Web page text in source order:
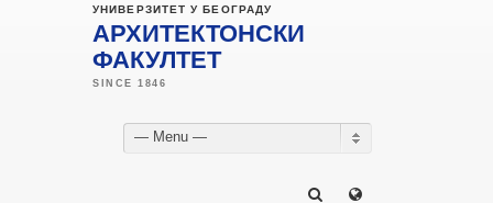
УНИВЕРЗИТЕТ У БЕОГРАДУ
АРХИТЕКТОНСКИ
ФАКУЛТЕТ
— Menu —